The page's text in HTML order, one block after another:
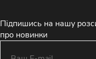
Підпишись на нашу
про новинки